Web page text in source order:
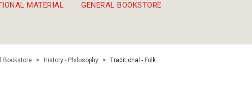
MATERIAL GENERAL BOOKSTORE
Bookstore > History - Philosophy > Traditional - Folk